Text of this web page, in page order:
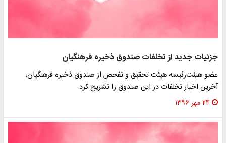
جزئیات جدید از تخلفات صندوق ذخیره فرهنگیان
عضو هیئت‌رئیسه هیئت تحقیق و تفحص از صندوق ذخیره فرهنگیان،
آخرین اخبار تخلفات در این صندوق را تشریح کرد.
۲۴ مهر ۱۳۹۶